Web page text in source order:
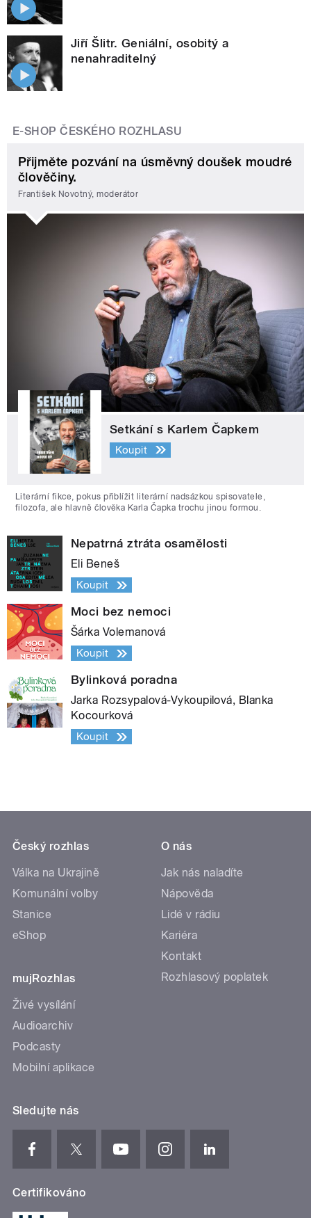
Jiří Šlitr. Geniální, osobitý a
nenahraditelný
E-SHOP ČESKÉHO ROZHLASU
Přijměte pozvání na úsměvný doušek moudré
člověčiny.
František Novotný, moderátor
Setkání s Karlem Čapkem
Koupit
Literární fikce, pokus přiblížit literární nadsázkou spisovatele,
filozofa, ale hlavně člověka Karla Čapka trochu jinou formou.
Nepatrná ztráta osamělosti
Eli Beneš
Koupit
Moci bez nemoci
Šárka Volemanová
Koupit
Bylinková poradna
Jarka Rozsypalová-Vykoupilová, Blanka
Kocourková
Koupit
Český rozhlas
Válka na Ukrajině
Komunální volby
Stanice
eShop
mujRozhlas
Živé vysílání
Audioarchiv
Podcasty
Mobilní aplikace
O nás
Jak nás naladíte
Nápověda
Lidé v rádiu
Kariéra
Kontakt
Rozhlasový poplatek
Sledujte nás
Certifikováno